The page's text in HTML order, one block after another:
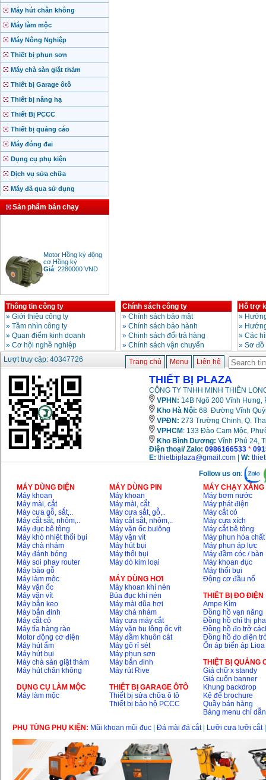
Máy hút chân không
Máy làm mộc
Máy Nông Nghiệp
Thiết bị phun sơn
Máy chà sàn giặt thảm
Thiết bị Garage ôtô
Thiết bị nâng hạ
Thiết Bị PCCC
Thiết bị quảng cáo
Máy đóng đai
Dụng cụ phụ kiện
Dịch vụ sửa chữa
Máy đã qua sử dụng
Sản phẩm bán chạy
Motor Hồng ký động
cơ Hồng ký
Giá :2280000 VND
Bảng giá động cơ
diesel đầu nổ diesel
Giá:6500000
Bảng giá mũi khoan
rút lõi bê tông
Máy khoan Bosch đa
năng GBH 2-26DRE
(800W)
Giá
3980000
xăng Stihl MS661
Máy cắt góc đa năng
Makita LS1019L
(1510W)
Giá: 14068000
Bộ máy khoan 100
chi tiết Bosch GSB
13RE (650W)
Giá:
Máy khoan Bosch
GSB 16RE (750W)
Giá: 1850000
Động cơ xăng Honda
GX160 (5.5HP)
Giá:7200000
Giá:1296000VND
Thông tin công ty
» Giới thiệu công ty
» Tầm nhìn công ty
» Quan điểm kinh doanh
» Cơ hội nghề nghiệp
Chính sách công ty
» Chính sách bảo mật
» Chính sách bảo hành
» Chinh sách đổi trả hàng
» Chính sách vận chuyển
Hỗ trợ
»
»
» Các
» Sơ
Lượt truy cập: 40347726
Trang chủ Menu Liên hệ
THIẾT BỊ PLAZA
CÔNG TY TNHH MINH THIÊN
VPHN: 14B Ngõ 200 Vĩnh Hưng,
Kho Hà Nội: 68 Đường Vĩnh
VPĐN: 273 Trường Chinh, Q.
VPHCM : 133 Đào Cam Mộc,
Kho Bình Dương: Vĩnh Phú 24,
Điện thoại/ Zalo: 0986166533 *
E: thietbiplaza@gmail.com W:
Follow us on:
MÁY DÙNG ĐIỆN
Máy khoan
Máy mài, cắt
Máy cưa gỗ, sắt,..
Máy cắt sắt, nhôm,..
Máy đục bê tông
Máy khò nhiệt thổi bụi
Máy chà nhám
Máy đánh bóng
Máy soi phay router
Máy bào gỗ
Máy làm mộc
Máy vặn ốc
Máy vặn vít
Máy bắn keo
Máy bắn đinh
Máy cắt cỏ
Máy tỉa hàng rào
Motor động cơ điện
Máy hút ẩm
Máy hút bụi
Máy chà sàn giặt thảm
Máy hút chân không
DỤNG CỤ LÀM MỘC
Máy làm mộc
MÁY DÙNG PIN
Máy khoan
Máy mài, cắt
Máy cưa sắt, gỗ,..
Máy cắt sắt, nhôm,..
Máy vặn ốc bulông
Máy vặn vít
Máy hút bụi
Máy thổi bụi
Máy dò kim loại
MÁY DÙNG HƠI
Máy khoan khí nén
Búa đục khí nén
Máy mài dũa hơi
Máy chà nhám
Máy cưa máy cắt
Máy vặn bu lông ốc vít
Máy đầm khuôn cát
Máy gõ rỉ sét
Máy phun sơn
Máy bắn đinh
Máy rút Rive
THIÊT BỊ GARAGE ÔTÔ
Thiết bị sửa chữa ô tô
Thiết bị bảo hộ PCCC
MÁY CHẠY
Máy bơm nước
Máy phát điện
Máy cắt cỏ
Máy cưa xích
Máy cắt bê tông
Máy phun hóa chất
Máy phun áp lực
Máy đầm cóc / bàn
Máy khoan đục
Máy thổi bụi
Động cơ đầu nổ
THIÊT BỊ ĐO ĐIỆN
Ampe Kìm
Đồng hồ vạn năng
Đồng hồ chỉ thị pha
Đồng hồ đo trở
Đồng hồ đo điện
Ổn áp biến áp Lioa
THIỆT BỊ QUẢNG
Giá chữ x standy
Giá cuốn banner
Khung backdrop
Kệ để brochure
Quầy bán hàng
Bảng menu chỉ dẫn
PHỤ TÙNG PHỤ KIỆN: Mũi khoan mũi đục Đá mài đá cắt| Lưỡi cưa lưỡi cắt